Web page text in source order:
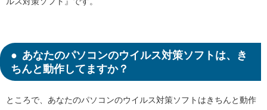
あなたのパソコンのウイルス対策ソフトは、き
ちんと動作してますか？
ところで、あなたのパソコンのウイルス対策ソフトはきちんと動作